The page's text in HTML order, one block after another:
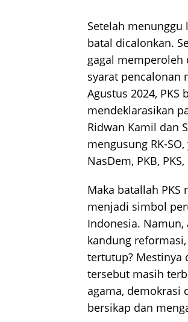
Setelah menunggu
batal dicalonkan.
gagal
syarat pencalonan
Agustus 2024, PKS
mendeklarasikan
Ridwan Kamil dan
mengusung RK-
NasDem, PKB,
Maka batallah PKS
menjadi simbol
Indonesia. Namun,
kandung
tertutup? Mestinya
tersebut masih
agama, demokrasi
bersikap dan